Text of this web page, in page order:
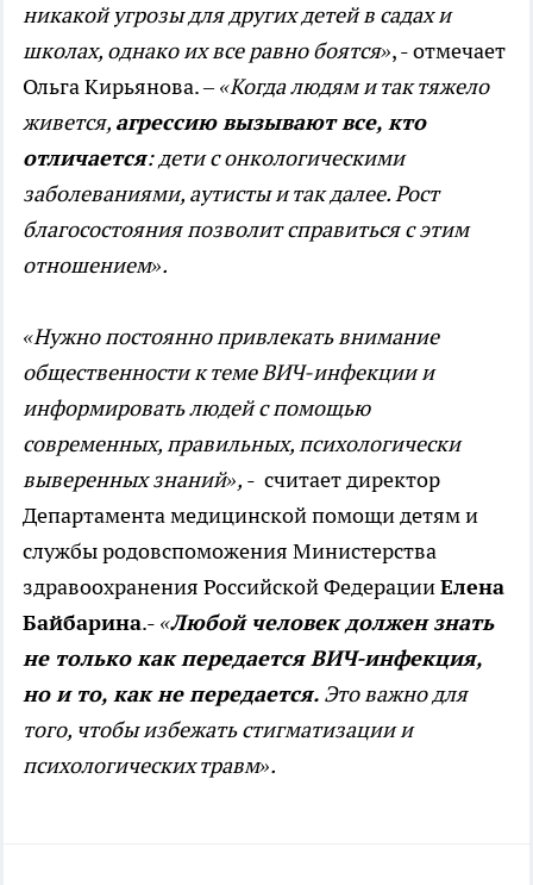
никакой угрозы для других детей в садах и
школах, однако их все равно боятся», - отмечает
Ольга Кирьянова. –«Когда людям и так тяжело
живется, агрессию вызывают все, кто
отличается: дети с онкологическими
заболеваниями, аутисты и так далее.Рост
благосостояния позволит справиться с этим
отношением».
«Нужно постоянно привлекать внимание
общественности к теме ВИЧ-инфекции и
информировать людей с помощью
современных, правильных, психологически
выверенных знаний», - считает директор
Департамента медицинской помощи детям и
службы родовспоможения Министерства
здравоохранения Российской ФедерацииЕлена
Байбарина.- «Любой человек должен знать
не только как передается ВИЧ-инфекция,
но и то, как не передается. Это важно для
того, чтобы избежать стигматизации и
психологических травм».